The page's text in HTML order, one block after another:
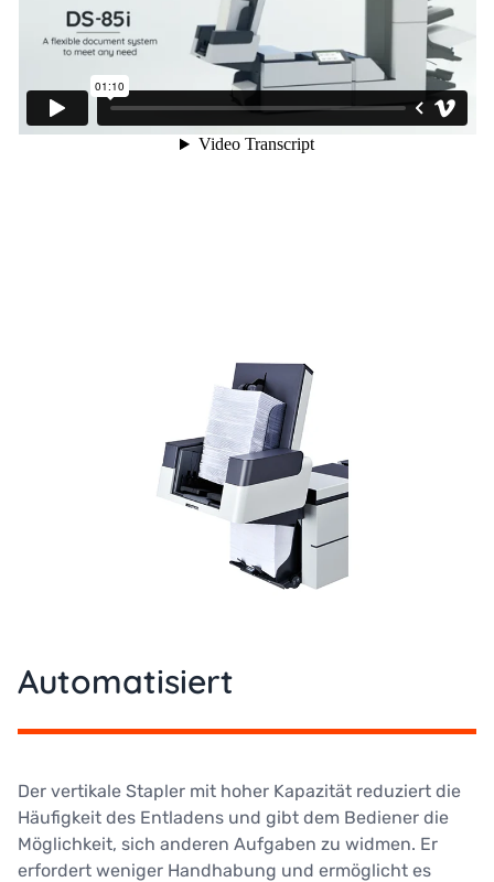
Automatisiert
Der vertikale Stapler mit hoher Kapazität reduziert die
Häufigkeit des Entladens und gibt dem Bediener die
Möglichkeit, sich anderen Aufgaben zu widmen. Er
erfordert weniger Handhabung und ermöglicht es